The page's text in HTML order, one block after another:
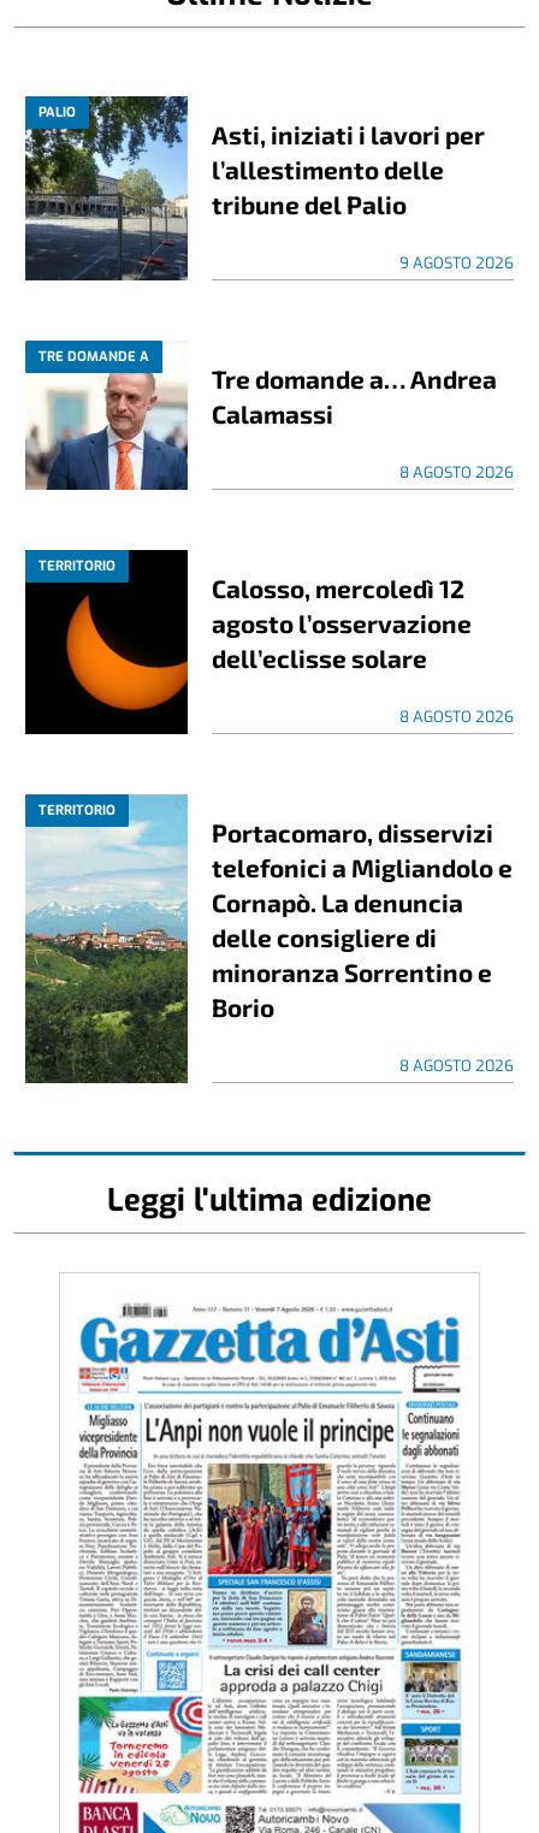
PALIO
Asti, iniziati i lavori per
l’allestimento delle
tribune del Palio
9 AGOSTO 2026
TRE DOMANDE A
Tre domande a… Andrea
Calamassi
8 AGOSTO 2026
TERRITORIO
Calosso, mercoledì 12
agosto l’osservazione
dell’eclisse solare
8 AGOSTO 2026
TERRITORIO
Portacomaro, disservizi
telefonici a Migliandolo e
Cornapò. La denuncia
delle consigliere di
minoranza Sorrentino e
Borio
8 AGOSTO 2026
Leggi l'ultima edizione